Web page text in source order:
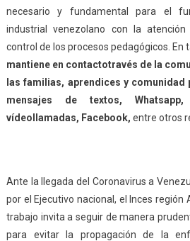
necesario y fundamental para el
industrial venezolano con la
control de los procesos pedagógicos. En
mantiene en contactotravés de la
las familias, aprendices y
mensajes de textos,
vídeo llamadas, Facebook, entre otros
Ante la llegada del Coronavirus a
por el Ejecutivo nacional, el Inces región
trabajo invita a seguir de manera
para evitar la propagación de la